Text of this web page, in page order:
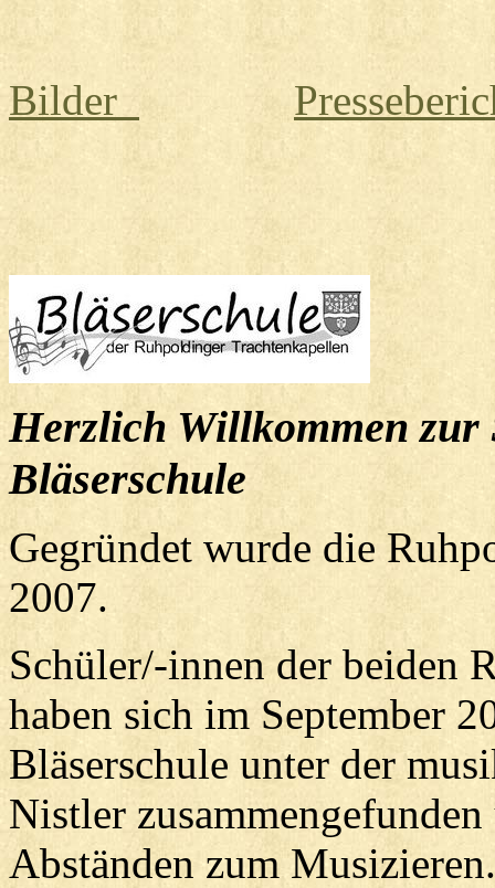
Bilder
Herzlich Willkommen zur
Bläserschule
Gegründet wurde die
2007.
Schüler/-innen der beiden
haben sich im September
Bläserschule unter der
Nistler
Abständen zum